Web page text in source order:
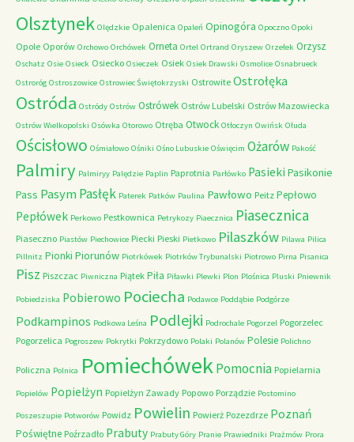
Olsztynek Olędzkie Opalenica Opaleń Opinogóra Opoczno Opoki
Opole Oporów Orchowo Orchówek Orneta Ortel Ortrand Oryszew Orzełek Orzysz
Oschatz Osie Osieck Osiecko Osieczek Osiek Osiek Drawski Osmolice Osnabrueck
Ostroróg Ostroszowice Ostrowiec Świętokrzyski Ostrowite Ostrołęka
Ostróda Ostródy Ostrów Ostrówek Ostrów Lubelski Ostrów Mazowiecka
Ostrów Wielkopolski Osówka Otorowo Otręba Otwock Otłoczyn Owińsk Ołuda
Ościsłowo Ośmiałowo Ośniki Ośno Lubuskie Oświęcim Ożarów Pakość
Palmiry Palmiryy Palędzie Paplin Paprotnia Parłówko Pasieki Pasikonie
Pass PasymPasłęk Paterek Patków Paulina Pawłowo Peitz Pepłowo
Pepłówek Perkowo Pestkownica Petrykozy Piaecznica Piasecznica
Piaseczno Piastów Piechowice Piecki Pieski Pietkowo Pilaszków Pilawa Pilica
Pillnitz Pionki Piorunów Piotrkówek Piotrków Trybunalski Piotrowo Pirna Pisanica
Pisz Piszczac Piwniczna Piątek Piła Piławki Plewki Plon Plośnica Pluski Pniewnik
Pobiedziska Pobierowo Pociecha Podawce Poddąbie Podgórze
Podkampinos Podkowa Leśna Podlejki Podrochale Pogorzel Pogorzelec
Pogorzelica Pogroszew Pokrytki Pokrzydowo Polaki Polanów Polesie Polichno
Policzna Polnica PomiechówekPomocnia Popielarnia
Popielów Popielżyn Popielżyn Zawady Popowo Porządzie Postomino
Poszeszupie Potworów Powidz Powielin Powierż Pozezdrze Poznań
Poświętne Poźrzadło Prabuty Prabuty Góry Pranie Prawiedniki Prażmów Prora